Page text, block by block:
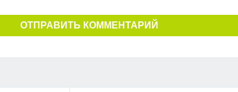
ОТПРАВИТЬ КОММЕНТАРИЙ